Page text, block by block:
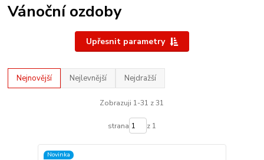
Vánoční ozdoby
Upřesnit parametry
Nejnovější Nejlevnější Nejdražší
Zobrazuji 1-31 z 31
strana z 1
Novinka